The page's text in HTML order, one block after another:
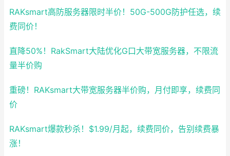
RAKsmart高防服务器限时半价！50G-500G防护任选，续
费同价！
直降50%！RakSmart大陆优化G口大带宽服务器，不限流
量半价购
重磅！RAKsmart大带宽服务器半价购，月付即享，续费同
价
RAKsmart爆款秒杀！$1.99/月起，续费同价，告别续费暴
涨！